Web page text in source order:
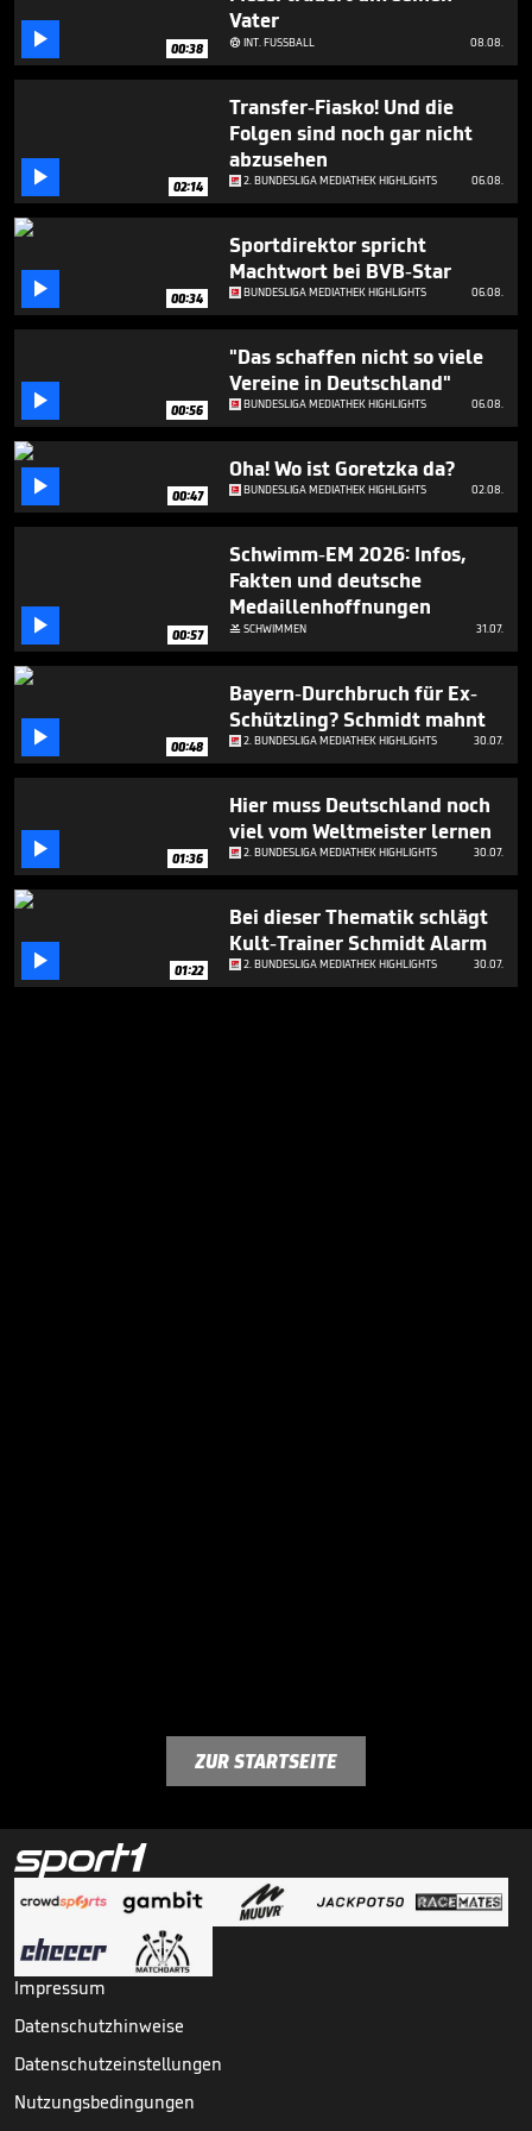
30
seconds
 00:38
Vater
INT. FUSSBALL 08.08.
 02:14
Transfer-Fiasko! Und die
Folgen sind noch gar nicht
abzusehen
2. BUNDESLIGA MEDIATHEK HIGHLIGHTS 06.08.
 00:34
Sportdirektor spricht
Machtwort bei BVB-Star
BUNDESLIGA MEDIATHEK HIGHLIGHTS 06.08.
 00:56
"Das schaffen nicht so viele
Vereine in Deutschland"
BUNDESLIGA MEDIATHEK HIGHLIGHTS 06.08.
 00:47
Oha! Wo ist Goretzka da?
BUNDESLIGA MEDIATHEK HIGHLIGHTS 02.08.
 00:57
Schwimm-EM 2026: Infos,
Fakten und deutsche
Medaillenhoffnungen
SCHWIMMEN 31.07.
 00:48
Bayern-Durchbruch für Ex-
Schützling? Schmidt mahnt
2. BUNDESLIGA MEDIATHEK HIGHLIGHTS 30.07.
 01:36
Hier muss Deutschland noch
viel vom Weltmeister lernen
2. BUNDESLIGA MEDIATHEK HIGHLIGHTS 30.07.
 01:22
Bei dieser Thematik schlägt
Kult-Trainer Schmidt Alarm
2. BUNDESLIGA MEDIATHEK HIGHLIGHTS 30.07.
ZUR STARTSEITE
Impressum
Datenschutzhinweise
Datenschutzeinstellungen
Nutzungsbedingungen